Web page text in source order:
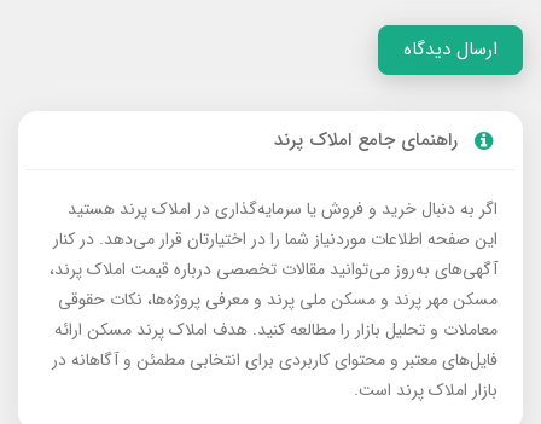
ارسال دیدگاه
راهنمای جامع املاک پرند
اگر به دنبال خرید و فروش یا سرمایه‌گذاری در املاک پرند هستید
این صفحه اطلاعات موردنیاز شما را در اختیارتان قرار می‌دهد. در کنار
آگهی‌های به‌روز می‌توانید مقالات تخصصی درباره قیمت املاک پرند،
مسکن مهر پرند و مسکن ملی پرند و معرفی پروژه‌ها، نکات حقوقی
معاملات و تحلیل بازار را مطالعه کنید. هدف املاک پرند مسکن ارائه
فایل‌های معتبر و محتوای کاربردی برای انتخابی مطمئن و آگاهانه در
بازار املاک پرند است.